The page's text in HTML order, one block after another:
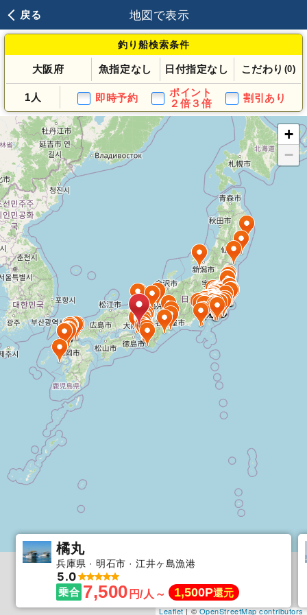
戻る 地図で表示
釣り船検索条件
大阪府 魚指定なし 日付指定なし こだわり (0)
1人 即時予約
ポイント
２倍３倍
割引あり
+
−
Leaflet| ©OpenStreetMap contributors
橘丸
兵庫県 明石市 江井ヶ島漁港
5.0
乗合 7,500 円/人～ 1,500P還元